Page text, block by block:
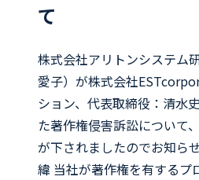
て
株式会社アリトンシステム
愛子）が株式会社
ション、代表取締役：清水
た著作権侵害訴訟について
が下されましたのでお知ら
緯 当社が著作権を有するプ